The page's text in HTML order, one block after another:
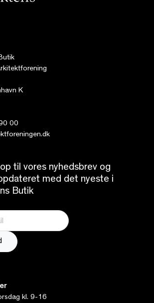
K
00
til vores nyhedsbrev og
med det nyeste i
Butik
kl. 9-16